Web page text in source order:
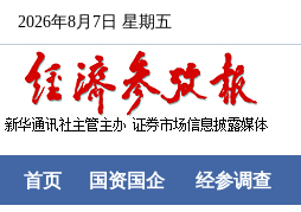
2026年8月7日 星期五
首页 国资国企 经参调查